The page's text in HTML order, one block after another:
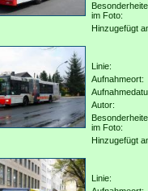
im Foto:
Hinzugefügt
Linie:
Aufnahmeort:
Autor:
im Foto:
Hinzugefügt
Linie: